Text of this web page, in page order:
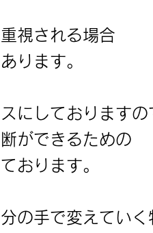
視される場合
ります。
にしておりますの
ができるための
おります。
の手で変えていく